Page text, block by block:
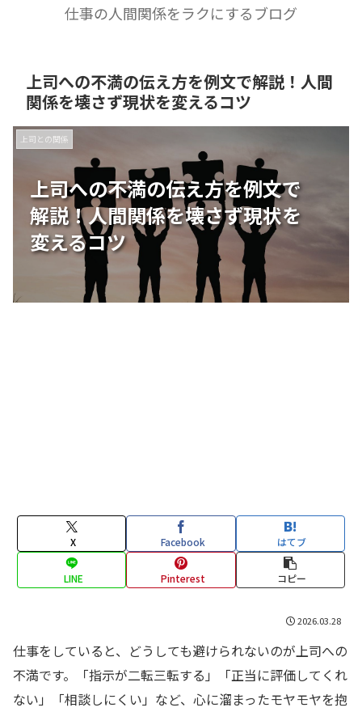
仕事の人間関係をラクにするブログ
上司への不満の伝え方を例文で解説！人間
関係を壊さず現状を変えるコツ
上司への不満の伝え方を例文で
解説！人間関係を壊さず現状を
変えるコツ
上司との関係
X Facebook はてブ
LINE Pinterest コピー
2026.03.28
仕事をしていると、どうしても避けられないのが上司への
不満です。「指示が二転三転する」「正当に評価してくれ
ない」「相談しにくい」など、心に溜まったモヤモヤを抱